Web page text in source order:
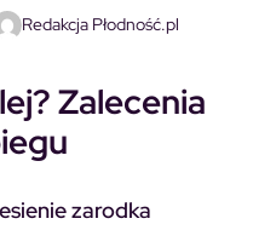
Redakcja Płodność.pl
Zalecenia
zarodka